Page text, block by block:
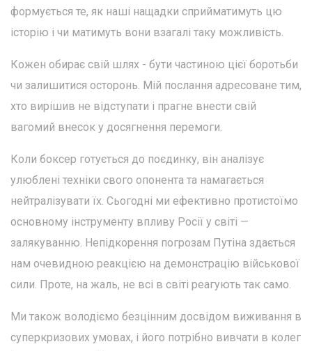
формується те, як наші нащадки сприйматимуть цю
історію і чи матимуть вони взагалі таку можливість.
Кожен обирає свій шлях - бути частиною цієї боротьби
чи залишитися осторонь. Мій послання адресоване тим,
хто вирішив не відступати і прагне внести свій
вагомий внесок у досягнення перемоги.
Коли боксер готується до поєдинку, він аналізує
улюблені техніки свого опонента та намагається
нейтралізувати їх. Сьогодні ми ефективно протистоїмо
основному інструменту впливу Росії у світі —
залякуванню. Непідкорення погрозам Путіна здається
нам очевидною реакцією на демонстрацію військової
сили. Проте, на жаль, не всі в світі реагують так само.
Ми також володіємо безцінним досвідом виживання в
суперкризових умовах, і його потрібно вивчати в колег